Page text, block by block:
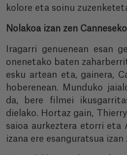
kolore eta soinu
Nolakoa izan zen
Iragarri genuenean esan
onenetako baten
esku artean eta, gainera,
hoberenean. Munduko
da, bere filmei
dielako. Hortaz gain,
saioa aurkeztera etorri eta
izana ere esanguratsua izan